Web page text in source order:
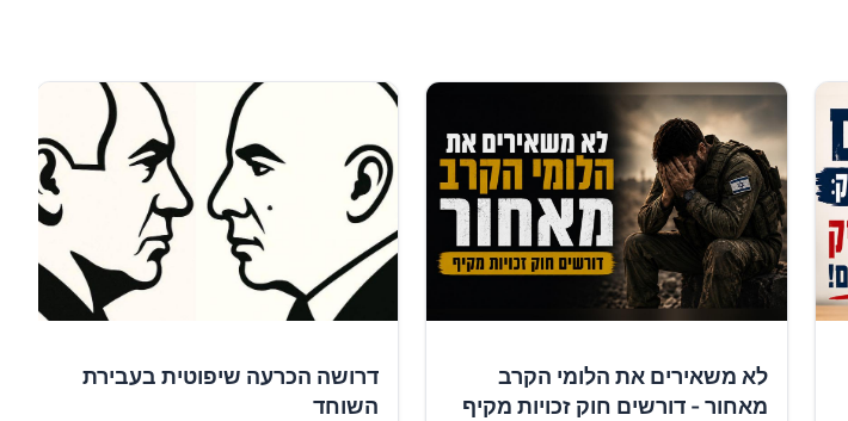
לא משאירים את הלומי הקרב
מאחור - דורשים חוק זכויות מקיף
דרושה הכרעה שיפוטית בעבירת
השוחד